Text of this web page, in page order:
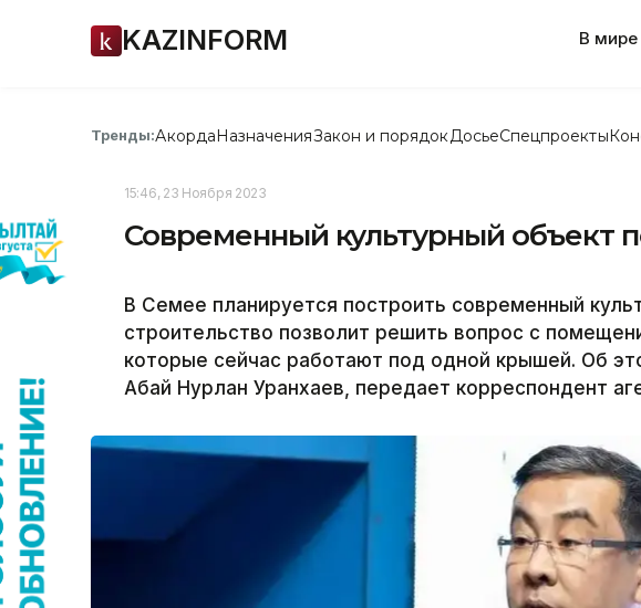
KAZINFORM В мире
Тренды:АкордаНазначенияЗакон и порядок ДосьеСпецпроекты
15:46, 23 Ноября 2023
Современный культурный объект
В Семее планируется построить современный
строительство позволит решить вопрос с
которые сейчас работают под одной крышей. Об
Абай Нурлан Уранхаев, передает корреспондент